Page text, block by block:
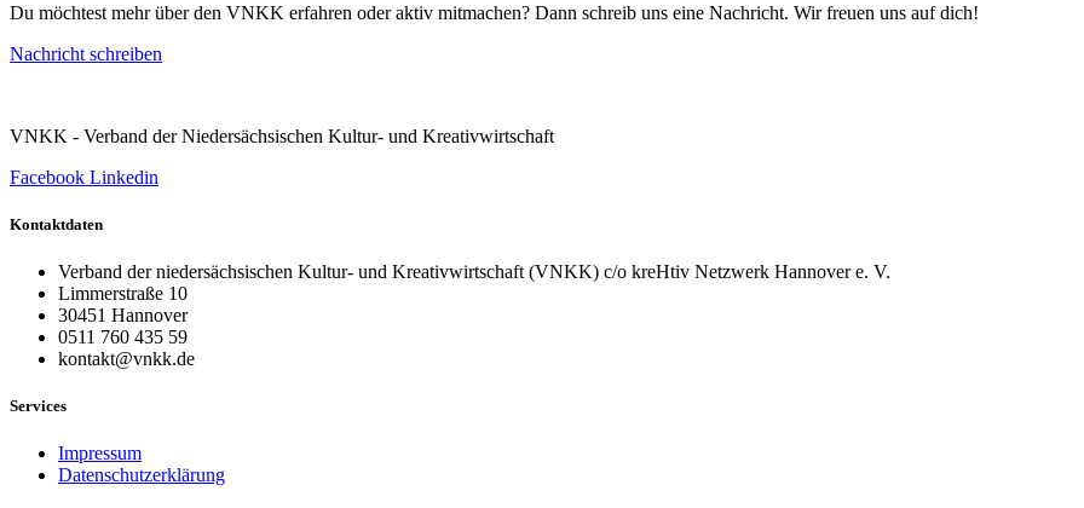
Du möchtest mehr über den VNKK erfahren oder aktiv mitmachen? Dann schreib uns eine Nachricht. Wir freuen uns auf dich!
Nachricht schreiben
VNKK - Verband der Niedersächsischen Kultur- und Kreativwirtschaft
Facebook Linkedin
Kontaktdaten
Verband der niedersächsischen Kultur- und Kreativwirtschaft (VNKK) c/o kreHtiv Netzwerk Hannover e. V.
Limmerstraße 10
30451 Hannover
0511 760 435 59
kontakt@vnkk.de
Services
Impressum
Datenschutzerklärung